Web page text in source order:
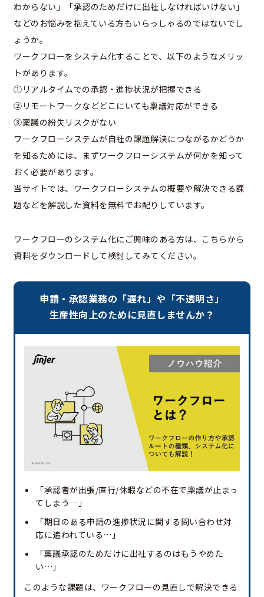
わからない」「承認のためだけに出社しなければいけない」
などのお悩みを抱えている方もいらっしゃるのではないでし
ょうか。
ワークフローをシステム化することで、以下のようなメリッ
トがあります。
①リアルタイムでの承認・進捗状況が把握できる
②リモートワークなどどこにいても稟議対応ができる
③稟議の紛失リスクがない
ワークフローシステムが自社の課題解決につながるかどうか
を知るためには、まずワークフローシステムが何かを知って
おく必要があります。
当サイトでは、ワークフローシステムの概要や解決できる課
題などを解説した資料を無料でお配りしています。
ワークフローのシステム化にご興味のある方は、こちらから
資料をダウンロードして検討してみてください。
申請・承認業務の「遅れ」や「不透明さ」
生産性向上のために見直しませんか？
「承認者が出張/直行/休暇などの不在で稟議が止まっ
てしまう…」
「期日のある申請の進捗状況に関する問い合わせ対
応に追われている…」
「稟議承認のためだけに出社するのはもうやめた
い…」
このような課題は、ワークフローの見直しで解決できる